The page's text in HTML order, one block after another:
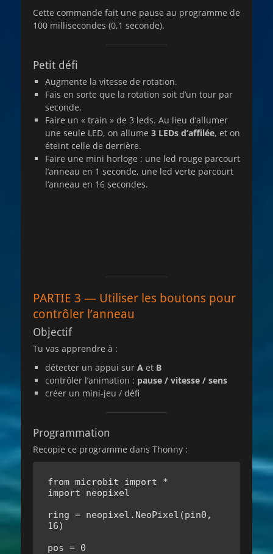
Cette commande fait une pause au programme de
100 millisecondes (0,1 seconde).
Petit défi
Augmente la vitesse de rotation.
Fais en sorte que la rotation soit d’un tour par
seconde.
Faire un « train » de 3 leds. Au lieu d’allumer
une seule LED, on allume 3 LEDs d’affilée, et on
éteint celle de derrière.
Faire une mini horloge : une led rouge parcourt
l’anneau en 1 seconde, une led verte parcourt
l’anneau en 16 secondes.
PARTIE 3 — Utiliser les boutons pour
contrôler l’anneau
Objectif
Tu vas apprendre à :
détecter un appui sur A et B
contrôler l’animation : pause / vitesse / sens
créer un mini-jeu / défi
Programmation
Recopie ce programme dans Thonny :
from microbit import *
import neopixel
ring = neopixel.NeoPixel(pin0,
16)
pos = 0